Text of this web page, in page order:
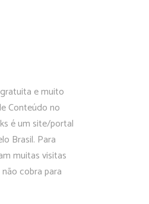
e muito
Conteúdo no
é um site/portal
Brasil. Para
muitas visitas
cobra para